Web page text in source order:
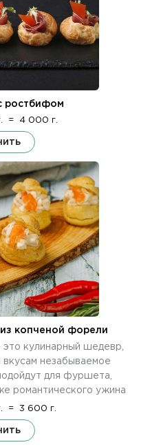
ростбифом
= 4 000 г.
копченой форели
кулинарный шедевр,
незабываемое
для фуршета,
романтического ужина
= 3 600 г.